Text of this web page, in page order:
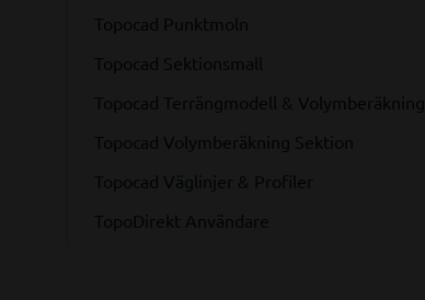
Topocad Punktmoln
Topocad Sektionsmall
Topocad Terrängmodell & Volymberäkning
Topocad Volymberäkning Sektion
Topocad Väglinjer & Profiler
TopoDirekt Användare